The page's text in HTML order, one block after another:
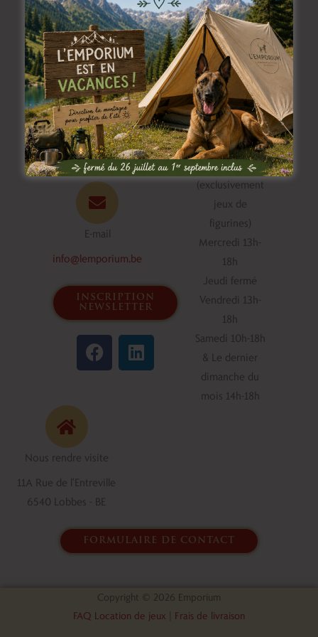
Appelez-nous
+32.492.44.32.05
E-mail
info@lemporium.be
inscription
newsletter
F
a
c
k
L
i
n
Horaire du bar
à jeux
Mardi 18h-23h
(exclusivement
jeux de
figurines)
Mercredi 13h-
18h
Jeudi fermé
Vendredi 13h-
18h
Samedi 10h-18h
& Le dernier
dimanche du
mois 14h-18h
Nous rendre visite
11A Rue de l'Entreville
6540 Lobbes - BE
formulaire de contact
Copyright © 2026 Emporium
FAQ Location de jeux
Frais de livraison